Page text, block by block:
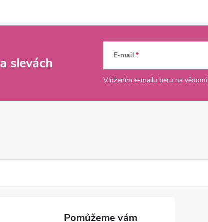
a slevách E-mail
Vložením e-mailu beru na vědomí